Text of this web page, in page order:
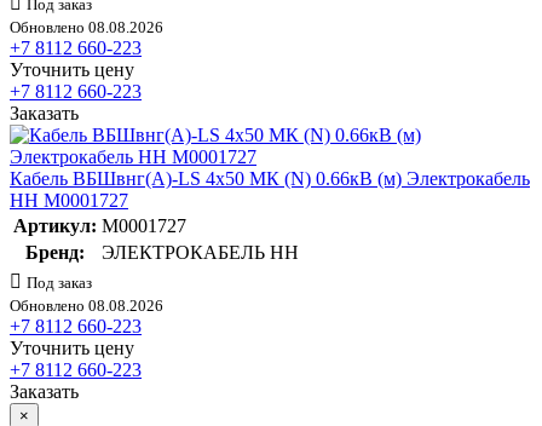
Под заказ
Обновлено 08.08.2026
+7 8112 660-223
Уточнить цену
+7 8112 660-223
Заказать
Кабель ВБШвнг(А)-LS 4х50 МК (N) 0.66кВ (м) Электрокабель
НН M0001727
Артикул: M0001727
Бренд:
ЭЛЕКТРОКАБЕЛЬ НН
Под заказ
Обновлено 08.08.2026
+7 8112 660-223
Уточнить цену
+7 8112 660-223
Заказать
×